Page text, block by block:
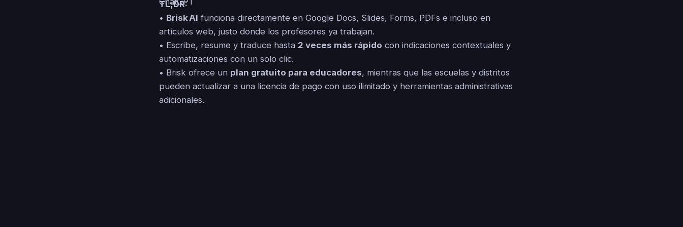
TL;DR:
• Brisk AI funciona directamente en Google Docs, Slides, Forms, PDFs e incluso en
artículos web, justo donde los profesores ya trabajan.
• Escribe, resume y traduce hasta 2 veces más rápido con indicaciones contextuales y
automatizaciones con un solo clic.
• Brisk ofrece un plan gratuito para educadores, mientras que las escuelas y distritos
pueden actualizar a una licencia de pago con uso ilimitado y herramientas administrativas
adicionales.